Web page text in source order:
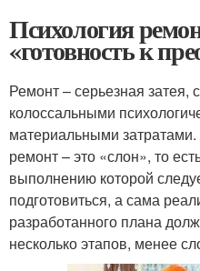
Психология
«готовность к
Ремонт – серьезная затея,
колоссальными
материальными
ремонт – это «слон», то
выполнению которой
подготовиться, а сама
разработанного плана
несколько этапов, менее